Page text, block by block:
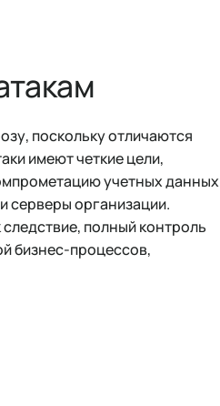
поскольку отличаются
имеют четкие цели,
учетных данных
серверы организации.
полный контроль
бизнес-процессов,